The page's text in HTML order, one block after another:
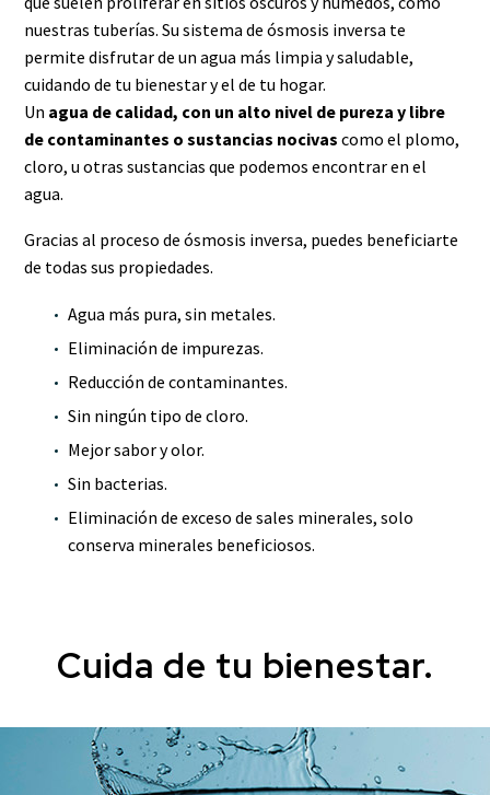
nuestras tuberías. Su sistema de ósmosis inversa te
permite disfrutar de un agua más limpia y saludable,
cuidando de tu bienestar y el de tu hogar.
Un agua de calidad, con un alto nivel de pureza y libre
de contaminantes o sustancias nocivas como el plomo,
cloro, u otras sustancias que podemos encontrar en el
agua.
Gracias al proceso de ósmosis inversa, puedes beneficiarte
de todas sus propiedades.
Agua más pura, sin metales.
Eliminación de impurezas.
Reducción de contaminantes.
Sin ningún tipo de cloro.
Mejor sabor y olor.
Sin bacterias.
Eliminación de exceso de sales minerales, solo
conserva minerales beneficiosos.
Cuida de tu bienestar.